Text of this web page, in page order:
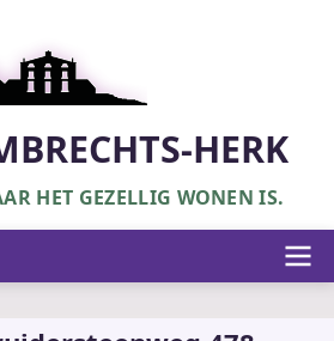
HERK
HET GEZELLIG WONEN IS.